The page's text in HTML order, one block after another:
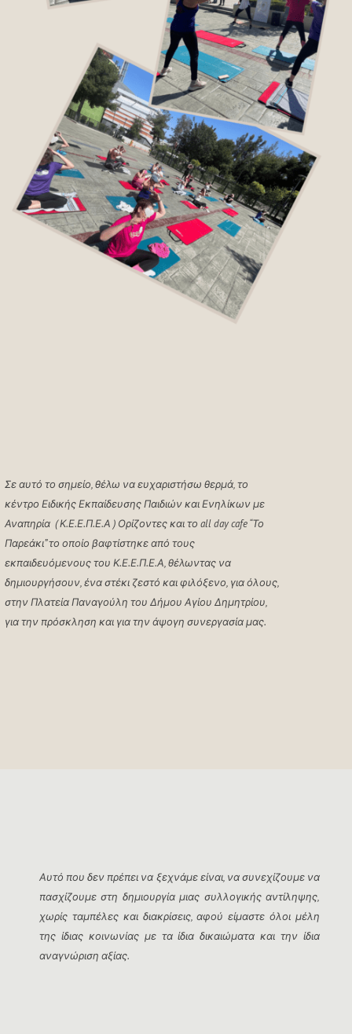
Σε αυτό το σημείο, θέλω να ευχαριστήσω θερμά, το
κέντρο Ειδικής Εκπαίδευσης Παιδιών και Ενηλίκων με
Αναπηρία ( Κ.Ε.Ε.Π.Ε.Α ) Ορίζοντες και το all day cafe “Το
Παρεάκι” το οποίο βαφτίστηκε από τους
εκπαιδευόμενους του Κ.Ε.Ε.Π.Ε.Α, θέλωντας να
δημιουργήσουν, ένα στέκι ζεστό και φιλόξενο, για όλους,
στην Πλατεία Παναγούλη του Δήμου Αγίου Δημητρίου,
για την πρόσκληση και για την άψογη συνεργασία μας.
Αυτό που δεν πρέπει να ξεχνάμε είναι, να συνεχίζουμε να
πασχίζουμε στη δημιουργία μιας συλλογικής αντίληψης,
χωρίς ταμπέλες και διακρίσεις, αφού είμαστε όλοι μέλη
της ίδιας κοινωνίας με τα ίδια δικαιώματα και την ίδια
αναγνώριση αξίας.